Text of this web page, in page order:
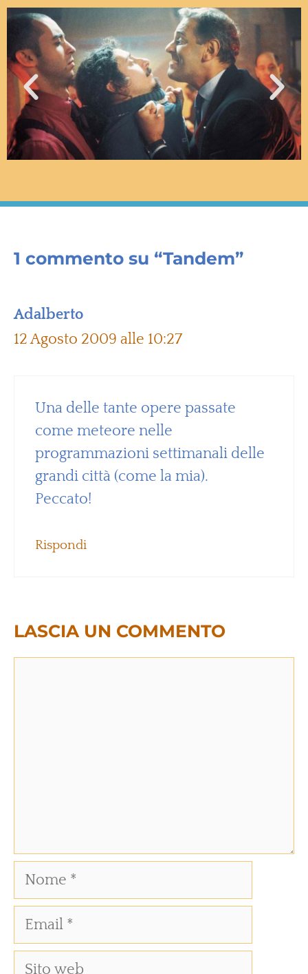
1 commento su “Tandem”
Adalberto
12 Agosto 2009 alle 10:27
Una delle tante opere passate
come meteore nelle
programmazioni settimanali delle
grandi città (come la mia).
Peccato!
Rispondi
LASCIA UN COMMENTO